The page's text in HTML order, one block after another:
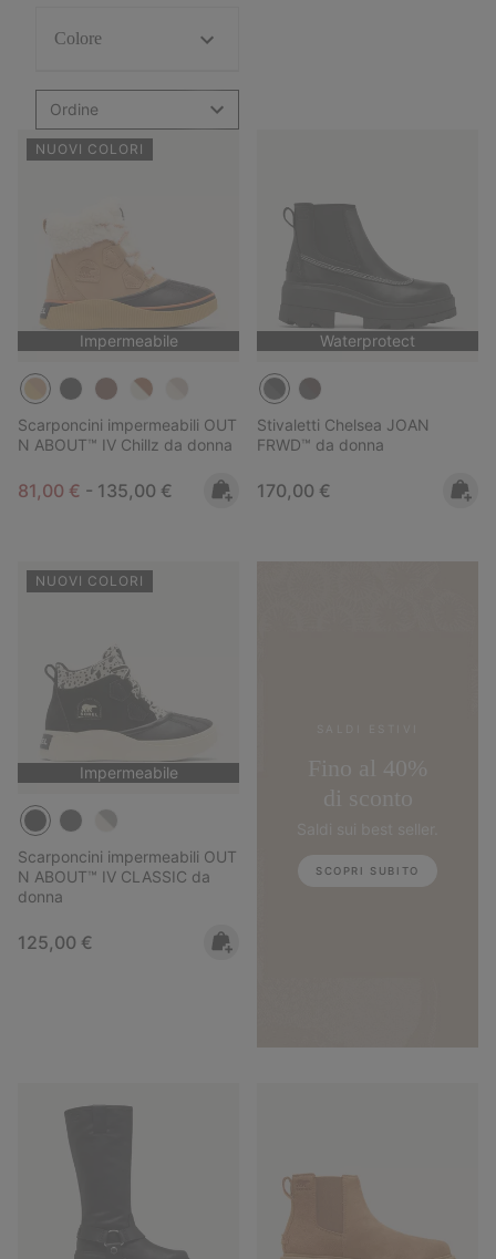
Colore
Ordine
NUOVI COLORI
Impermeabile
Scarponcini impermeabili OUT
N ABOUT™ IV Chillz da donna
Minimum sale price:
81,00 € - Maximum price:
135,00 €
Waterprotect
Stivaletti Chelsea JOAN
FRWD™ da donna
Regular price:
170,00 €
NUOVI COLORI
Impermeabile
Scarponcini impermeabili OUT
N ABOUT™ IV CLASSIC da
donna
Regular price:
125,00 €
SCOPRI SUBITO